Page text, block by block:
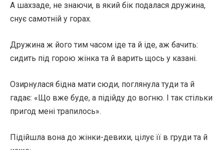
А шахзаде, не знаючи, в який бік подалася дружина,
снує самотній у горах.
Дружина ж його тим часом іде та й іде, аж бачить:
сидить під горою жінка та й варить щось у казані.
Озирнулася бідна мати сюди, поглянула туди та й
гадає: «Що вже буде, а підійду до вогню. І так стільки
пригод мені трапилось».
Підійшла вона до жінки-девихи, цілує її в груди та й